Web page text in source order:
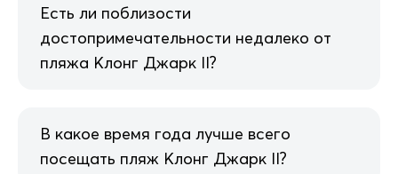
Есть ли поблизости
достопримечательности недалеко от
пляжа Клонг Джарк II?
В какое время года лучше всего
посещать пляж Клонг Джарк II?